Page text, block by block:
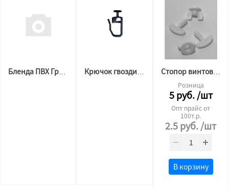
Стопор винтовой
Розница
5руб./шт
Опт прайс от
100т.р.
2.5руб./шт
В корзину